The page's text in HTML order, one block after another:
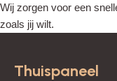
Wij zorgen voor een
zoals jij wilt.
Thuispaneel